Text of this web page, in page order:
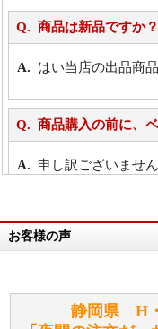
商品は新品ですか？
はい当店の出品商
商品購入の前に、
申し訳ございませ
万が一欲しい商品
お任せください！
てなしの心」で対
お客様の声
静岡県